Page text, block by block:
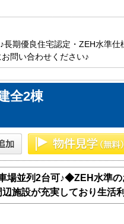
期優良住宅認定・ZEH水準
問い合わせください♪
全2棟
場並列2台可♪◆ZEH水準
施設が充実しており生活